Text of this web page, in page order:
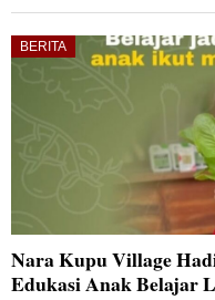
BERITA
Nara Kupu Village
Edukasi Anak Belajar